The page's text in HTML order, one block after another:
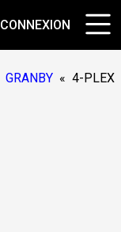
CONNEXION
GRANBY « 4-PLEX